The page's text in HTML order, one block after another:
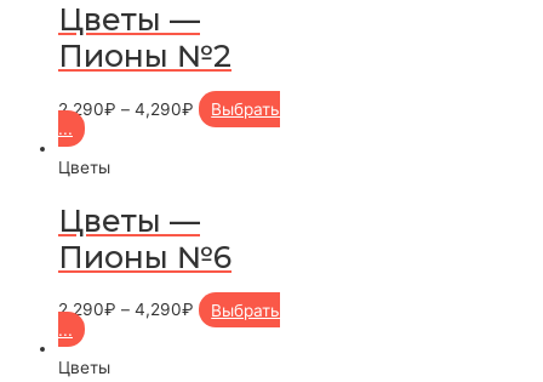
Цветы —
Пионы №2
2,290₽ – 4,290₽
Выбрать
...
Цветы
Цветы —
Пионы №6
2,290₽ – 4,290₽
Выбрать
...
Цветы